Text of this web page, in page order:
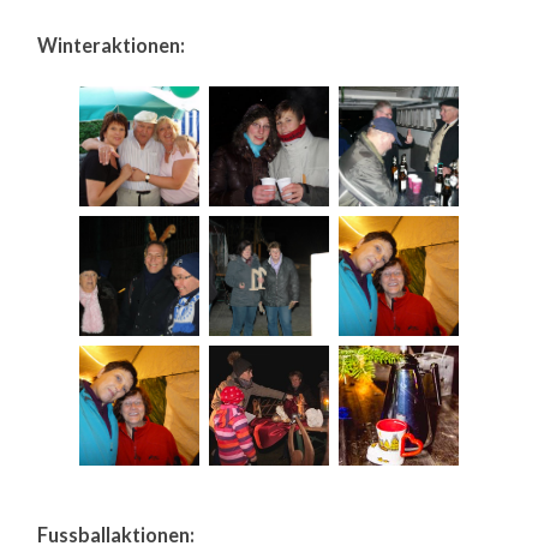
Winteraktionen:
Fussballaktionen: